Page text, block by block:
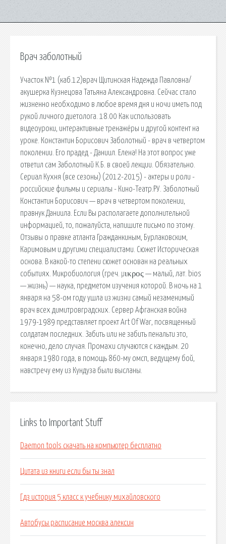
Врач заболотный
Участок №1 (каб.12)врач Щитинская Надежда Павловна/
акушерка Кузнецова Татьяна Александровна. Сейчас стало
жизненно необходимо в любое время дня и ночи иметь под
рукой личного диетолога. 18.00 Как использовать
видеоуроки, интерактивные тренажёры и другой контент на
уроке. Константин Борисович Заболотный - врач в четвертом
поколении. Его прадед - Даниил. Елена! На этот вопрос уже
ответил сам Заболотный К.Б. в своей лекции. Обязательно.
Сериал Кухня (все сезоны) (2012-2015) - актеры и роли -
российские фильмы и сериалы - Кино-Театр.РУ. Заболотный
Константин Борисович — врач в четвертом поколении,
правнук Даниила. Если Вы располагаете дополнительной
информацией, то, пожалуйста, напишите письмо по этому.
Отзывы о правке атланта Гражданкиным, Бурлаковским,
Каримовым и другими специалистами. Сюжет Историческая
основа. В какой-то степени сюжет основан на реальных
событиях. Микробиология (греч. μικρος — малый, лат. bios
— жизнь) — наука, предметом изучения которой. В ночь на 1
января на 58-ом году ушла из жизни самый незаменимый
врач всех димитровградских. Сервер Афганская война
1979-1989 представляет проект Art Of War, посвященный
солдатам последних. Забить или не забить пенальти это,
конечно, дело случая. Промахи случаются с каждым. 20
января 1980 года, в помощь 860-му омсп, ведущему бой,
навстречу ему из Кундуза были высланы.
Links to Important Stuff
Daemon tools скачать на компьютер бесплатно
Цитата из книги если бы ты знал
Гдз история 5 класс к учебнику михайловского
Автобусы расписание москва алексин